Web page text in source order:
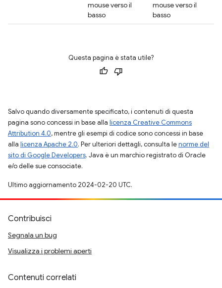
mouse verso il
basso
mouse verso il
basso
Questa pagina è stata utile?
Salvo quando diversamente specificato, i contenuti di questa
pagina sono concessi in base alla licenza Creative Commons
Attribution 4.0, mentre gli esempi di codice sono concessi in base
alla licenza Apache 2.0. Per ulteriori dettagli, consulta lenorme del
sito di Google Developers. Java è un marchio registrato di Oracle
e/o delle sue consociate.
Ultimo aggiornamento 2024-02-20 UTC.
Contribuisci
Segnala un bug
Visualizza i problemi aperti
Contenuti correlati